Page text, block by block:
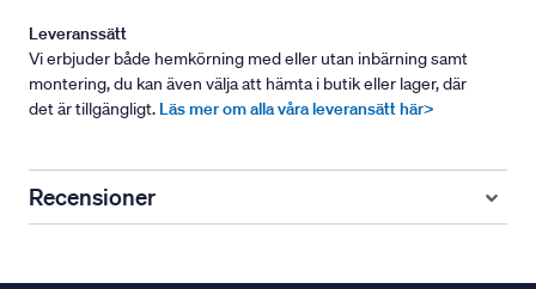
Leveranssätt
Vi erbjuder både hemkörning med eller utan inbärning samt
montering, du kan även välja att hämta i butik eller lager, där
det är tillgängligt. Läs mer om alla våra leveransätt här>
Recensioner